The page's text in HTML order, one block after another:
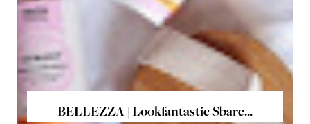
BELLEZZA | Lookfantastic Sbarc...